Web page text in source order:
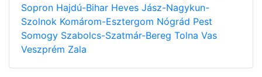
Sopron Hajdú-Bihar Heves Jász-Nagykun-
Szolnok Komárom-Esztergom Nógrád Pest
Somogy Szabolcs-Szatmár-Bereg Tolna Vas
Veszprém Zala